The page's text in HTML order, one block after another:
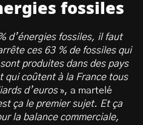
fossiles
d’énergies fossiles, il faut
ces 63 % de fossiles qui
produites dans des pays
qui coûtent à la France tous
d’euros», a martelé
ça le premier sujet. Et ça
la balance commerciale,